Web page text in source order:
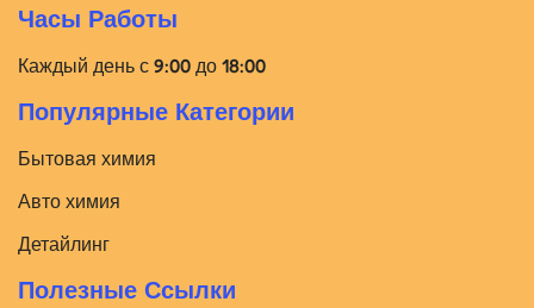
Часы Работы
Каждый день с 9:00 до 18:00
Популярные Категории
Бытовая химия
Авто химия
Детайлинг
Полезные Ссылки